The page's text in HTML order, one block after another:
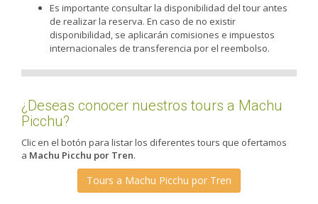
Es importante consultar la disponibilidad del tour antes
de realizar la reserva. En caso de no existir
disponibilidad, se aplicarán comisiones e impuestos
internacionales de transferencia por el reembolso.
¿Deseas conocer nuestros tours a Machu
Picchu?
Clic en el botón para listar los diferentes tours que ofertamos
a Machu Picchu por Tren.
Tours a Machu Picchu por Tren